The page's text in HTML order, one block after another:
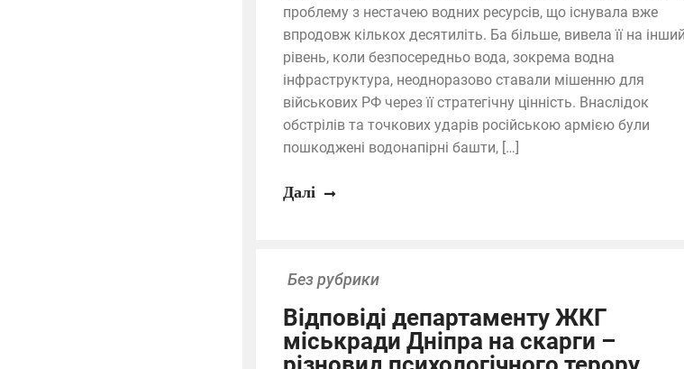
проблему з нестачею водних ресурсів, що існувала вже
впродовж кількох десятиліть. Ба більше, вивела її на інший
рівень, коли безпосередньо вода, зокрема водна
інфраструктура, неодноразово ставали мішенню для
військових РФ через її стратегічну цінність. Внаслідок
обстрілів та точкових ударів російською армією були
пошкоджені водонапірні башти, […]
Далі
Без рубрики
Відповіді департаменту ЖКГ
міськради Дніпра на скарги –